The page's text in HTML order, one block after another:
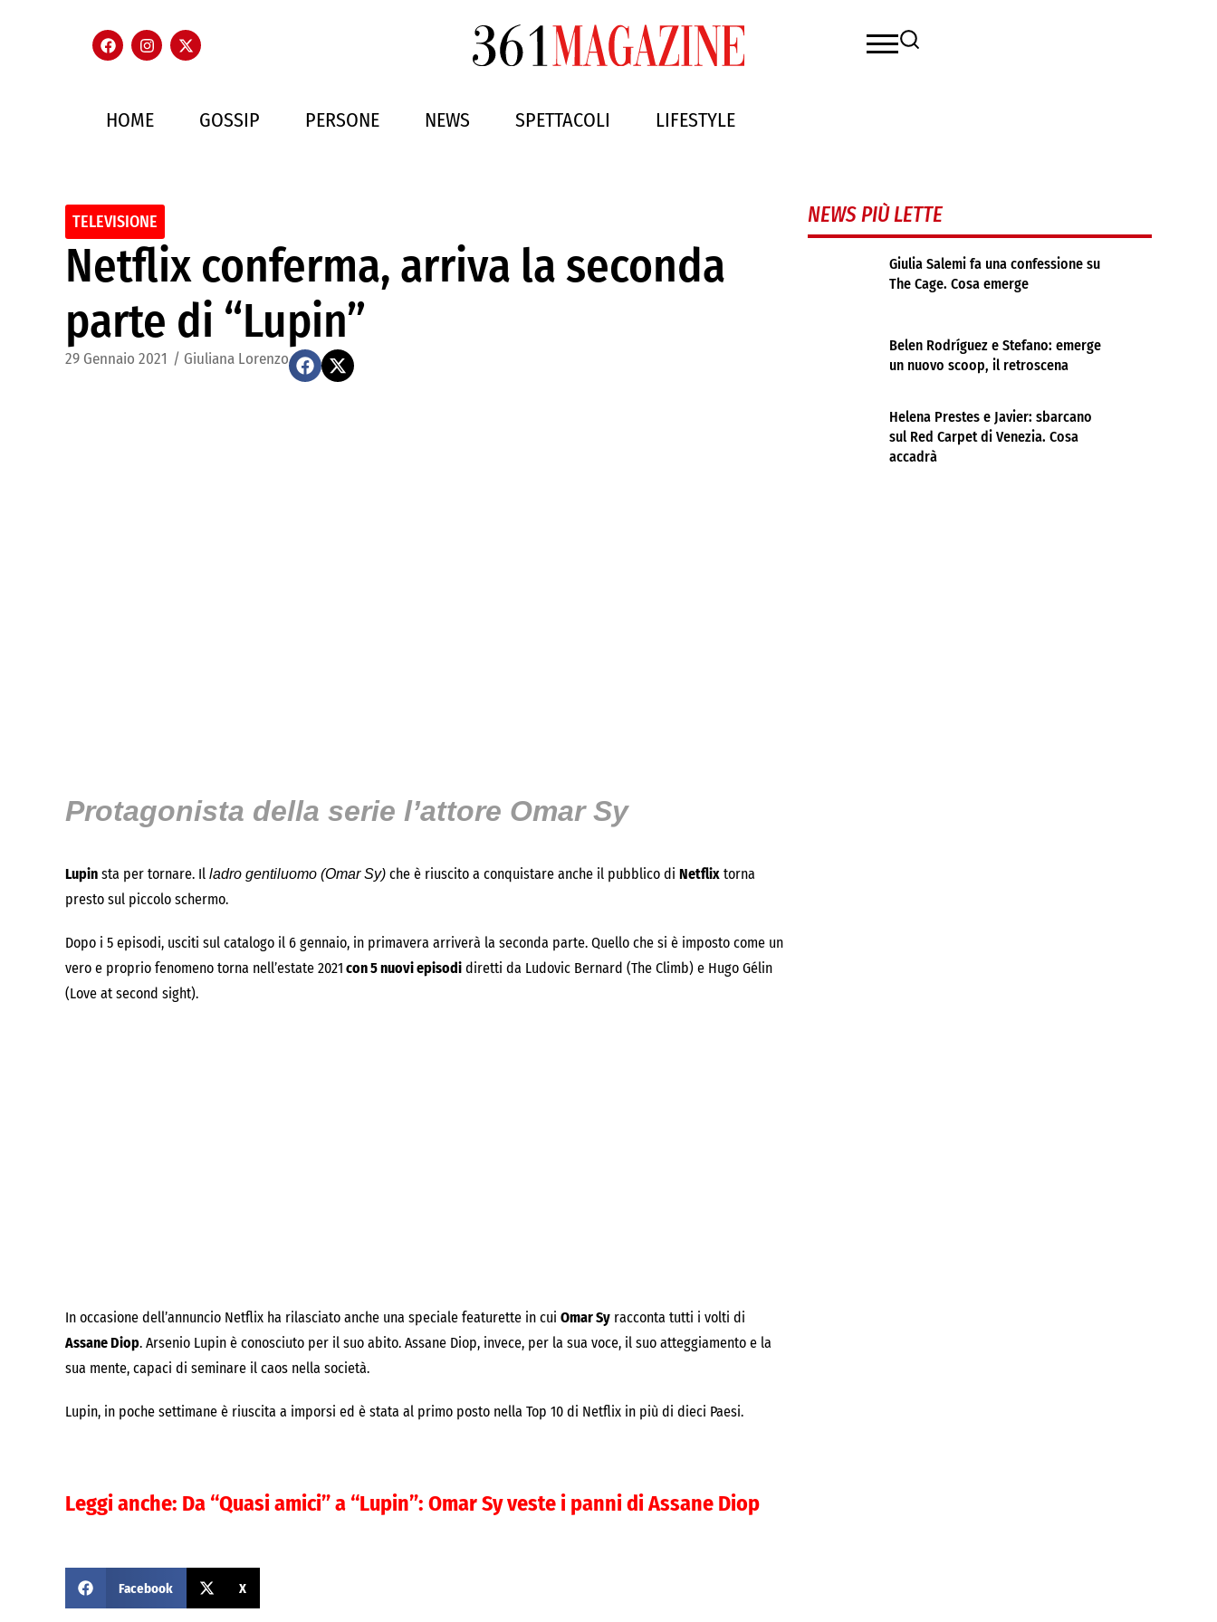
HOME GOSSIP PERSONE NEWS SPETTACOLI LIFESTYLE
TELEVISIONE
Netflix conferma, arriva la seconda
parte di “Lupin”
29 Gennaio 2021 / Giuliana Lorenzo
Protagonista della serie l’attore Omar Sy
Lupin sta per tornare. Il ladro gentiluomo (Omar Sy) che è riuscito a conquistare anche il pubblico di Netflix torna
presto sul piccolo schermo.
Dopo i 5 episodi, usciti sul catalogo il 6 gennaio, in primavera arriverà la seconda parte. Quello che si è imposto come un
vero e proprio fenomeno torna nell’estate 2021 con 5 nuovi episodi diretti da Ludovic Bernard (The Climb) e Hugo Gélin
(Love at second sight).
In occasione dell’annuncio Netflix ha rilasciato anche una speciale featurette in cui Omar Sy racconta tutti i volti di
Assane Diop. Arsenio Lupin è conosciuto per il suo abito. Assane Diop, invece, per la sua voce, il suo atteggiamento e la
sua mente, capaci di seminare il caos nella società.
Lupin, in poche settimane è riuscita a imporsi ed è stata al primo posto nella Top 10 di Netflix in più di dieci Paesi.
Leggi anche: Da “Quasi amici” a “Lupin”: Omar Sy veste i panni di Assane Diop
Facebook X
NEWS PIÙ LETTE
Giulia Salemi fa una confessione su
The Cage. Cosa emerge
Belen Rodríguez e Stefano: emerge
un nuovo scoop, il retroscena
Helena Prestes e Javier: sbarcano
sul Red Carpet di Venezia. Cosa
accadrà